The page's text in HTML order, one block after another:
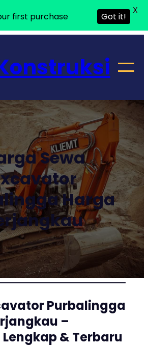
Sewa
Harga
Purbalingga
–
& Terbaru
first purchase Got it!
X